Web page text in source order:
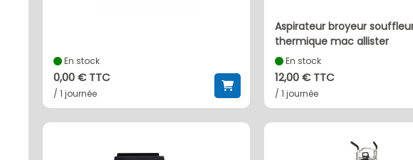
En stock
0,00 € TTC
/ 1 journée
aspirateur broyeur souffleur
thermique mac allister
En stock
12,00 € TTC
/ 1 journée